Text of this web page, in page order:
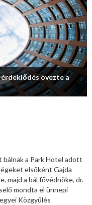
érdeklődés övezte a
bálnak a Park Hotel adott
elsőként Gajda
majd a bál fővédnöke, dr.
mondta el ünnepi
Közgyűlés